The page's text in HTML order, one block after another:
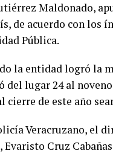
Maldonado,
de acuerdo con los
Pública.
la entidad logró la
del lugar 24 al
cierre de este año
Veracruzano, el
Cruz